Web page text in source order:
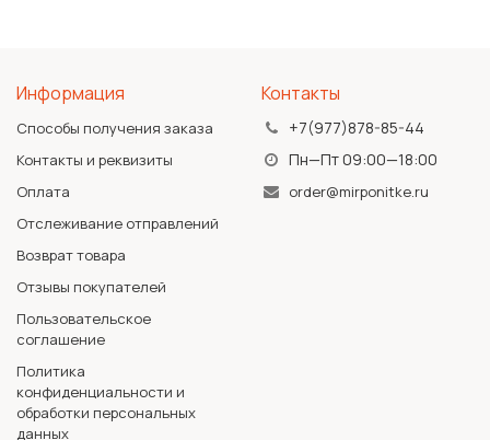
Информация
Способы получения заказа
Контакты и реквизиты
Оплата
Отслеживание отправлений
Возврат товара
Отзывы покупателей
Пользовательское
соглашение
Политика
конфиденциальности и
обработки персональных
данных
Контакты
+7(977)878-85-44
Пн—Пт 09:00—18:00
order@mirponitke.ru